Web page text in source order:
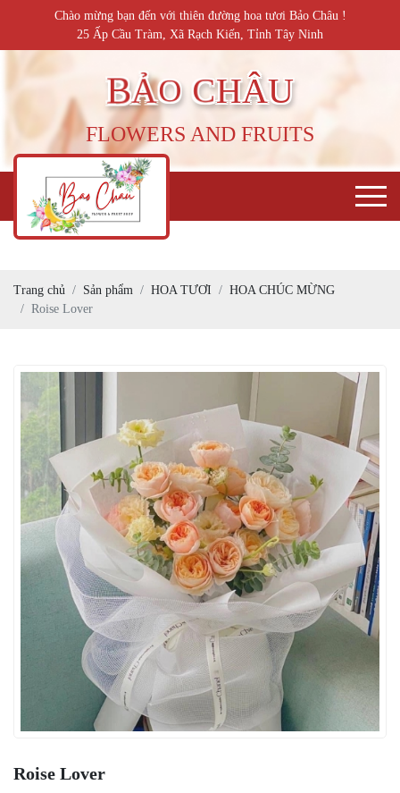
Chào mừng bạn đến với thiên đường hoa tươi Bảo Châu !
25 Ấp Cầu Tràm, Xã Rạch Kiến, Tỉnh Tây Ninh
FLOWERS AND FRUITS
Trang chủ Sản phẩm HOA TƯƠI
HOA CHÚC MỪNG
Roise Lover
Roise Lover